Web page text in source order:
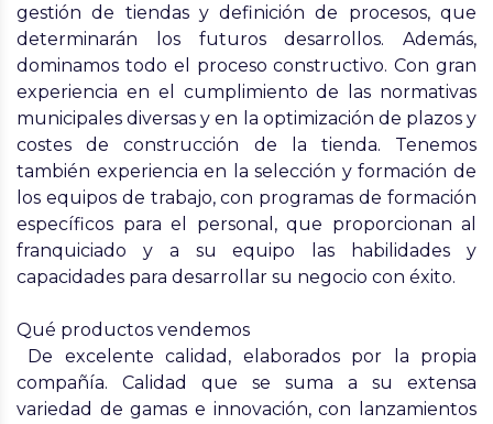
gestión de tiendas y definición de procesos, que
determinarán los futuros desarrollos. Además,
dominamos todo el proceso constructivo. Con gran
experiencia en el cumplimiento de las normativas
municipales diversas y en la optimización de plazos y
costes de construcción de la tienda. Tenemos
también experiencia en la selección y formación de
los equipos de trabajo, con programas de formación
específicos para el personal, que proporcionan al
franquiciado y a su equipo las habilidades y
capacidades para desarrollar su negocio con éxito.
Qué productos vendemos
De excelente calidad, elaborados por la propia
compañía. Calidad que se suma a su extensa
variedad de gamas e innovación, con lanzamientos